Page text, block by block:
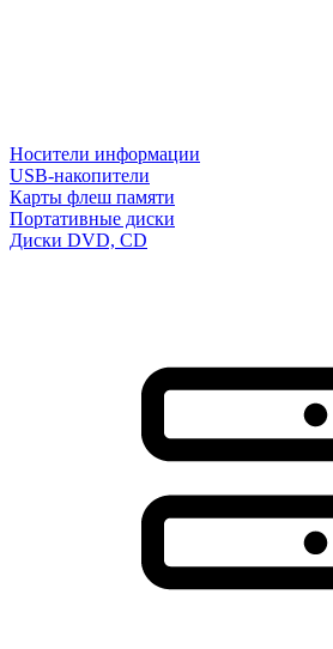
Носители информации
USB-накопители
Карты флеш памяти
Портативные диски
Диски DVD, CD